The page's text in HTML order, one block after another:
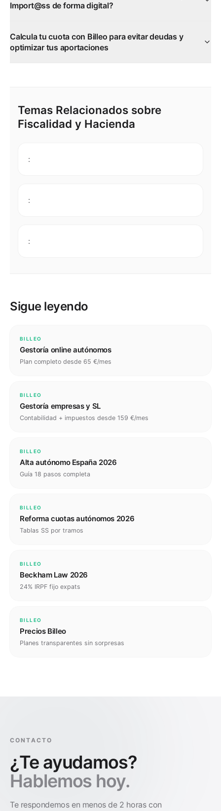
Import@ss de forma digital?
Calcula tu cuota con Billeo para evitar deudas y
optimizar tus aportaciones
Temas Relacionados sobre
Fiscalidad y Hacienda
:
:
:
Sigue leyendo
BILLEO
Gestoría online autónomos
Plan completo desde 65 €/mes
BILLEO
Gestoría empresas y SL
Contabilidad + impuestos desde 159 €/mes
BILLEO
Alta autónomo España 2026
Guía 18 pasos completa
BILLEO
Reforma cuotas autónomos 2026
Tablas SS por tramos
BILLEO
Beckham Law 2026
24% IRPF fijo expats
BILLEO
Precios Billeo
Planes transparentes sin sorpresas
CONTACTO
¿Te ayudamos?
Hablemos hoy.
Te respondemos en menos de 2 horas con